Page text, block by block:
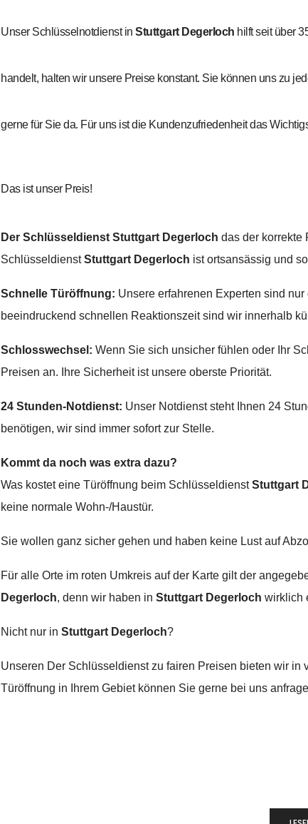
Unser Schlüsselnotdienst in Stuttgart Degerloch hilft seit über
handelt, halten wir unsere Preise konstant. Sie können uns zu
gerne für Sie da. Für uns ist die Kundenzufriedenheit das
Das ist unser Preis!
Der Schlüsseldienst Stuttgart Degerloch das der korrekte
SchlüsseldienstStuttgart Degerloch ist ortsansässig und
Schnelle Türöffnung: Unsere erfahrenen Experten sind
beeindruckend schnellen Reaktionszeit sind wir innerhalb
Schlosswechsel: Wenn Sie sich unsicher fühlen oder Ihr
Preisen an. Ihre Sicherheit ist unsere oberste Priorität.
24 Stunden-Notdienst: Unser Notdienst steht Ihnen 24
benötigen, wir sind immer sofort zur Stelle.
Kommt da noch was extra dazu?
Was kostet eine Türöffnung beim SchlüsseldienstStuttgart
keine normale Wohn-/Haustür.
Sie wollen ganz sicher gehen und haben keine Lust auf
Für alle Orte im roten Umkreis auf der Karte gilt der
Degerloch, denn wir haben in Stuttgart Degerloch wirklich
Nicht nur in Stuttgart Degerloch?
Unseren Der Schlüsseldienst zu fairen Preisen bieten wir
Türöffnung in Ihrem Gebiet können Sie gerne bei uns